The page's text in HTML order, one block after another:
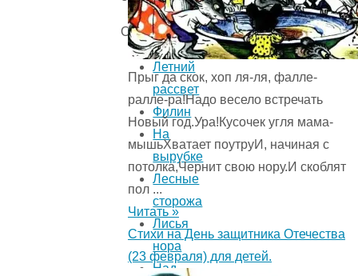
Оглавление:
Летний
рассвет
Филин
На
вырубке
Лесные
сторожа
Лисья
нора
Над
Прыг да скок, хоп ля-ля, фалле-
ралле-ра!Надо весело встречать
Новый год.Ура!Кусочек угля мама-
мышьХватает поутруИ, начиная с
потолка,Чернит свою нору.И скоблят
пол ...
Читать »
Стихи на День защитника Отечества
(23 февраля) для детей.